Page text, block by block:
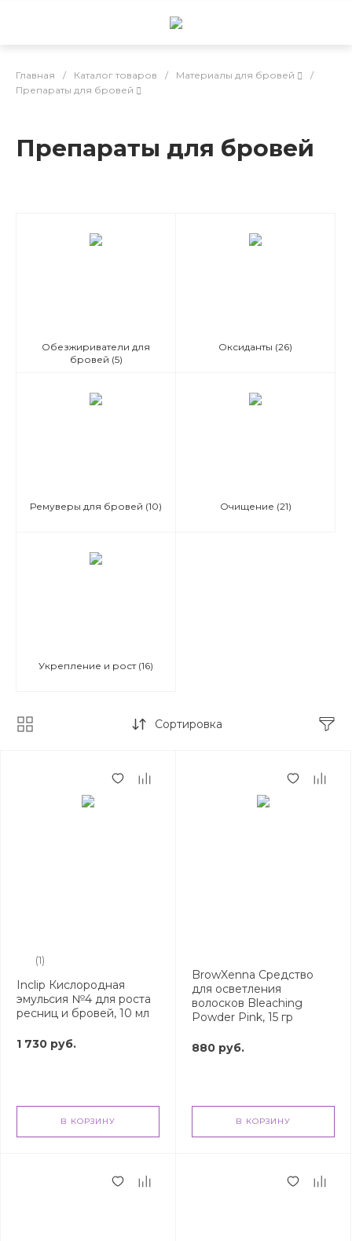
Главная / Каталог товаров / Материалы для бровей
/
Препараты для бровей
Препараты для бровей
Обезжириватели для
бровей (5)
Оксиданты (26)
Ремуверы для бровей (10) Очищение (21)
Укрепление и рост (16)
Сортировка
(1)
Inclip Кислородная
эмульсия №4 для роста
ресниц и бровей, 10 мл
1 730 руб.
В КОРЗИНУ
BrowXenna Средство
для осветления
волосков Bleaching
Powder Pink, 15 гр
880 руб.
В КОРЗИНУ